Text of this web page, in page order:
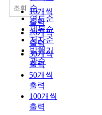
순
연도순
제목순
저자순
발행기
관순
10개씩
출력
20개씩
출력
30개씩
출력
50개씩
출력
100개씩
출력
조회